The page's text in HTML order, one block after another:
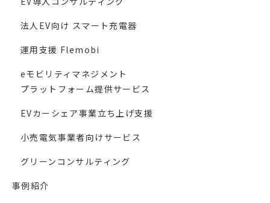
法人EV向け スマート充電器
運用支援 Flemobi
eモビリティマネジメント
プラットフォーム提供サービス
EVカーシェア事業立ち上げ支援
小売電気事業者向けサービス
グリーンコンサルティング
事例紹介